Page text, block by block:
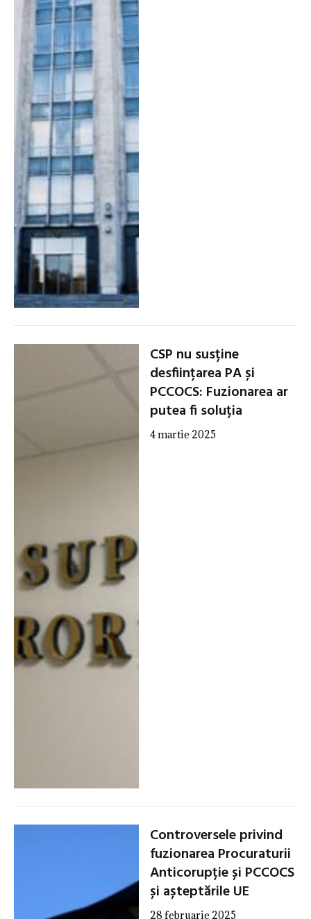
CSP nu susține
desființarea PA și
PCCOCS: Fuzionarea ar
putea fi soluția
4 martie 2025
Controversele privind
fuzionarea Procuraturii
Anticorupție și PCCOCS
și așteptările UE
28 februarie 2025